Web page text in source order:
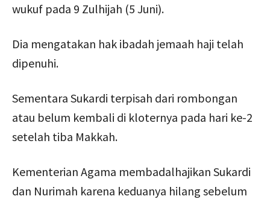
wukuf pada 9 Zulhijah (5 Juni).
Dia mengatakan hak ibadah jemaah haji telah
dipenuhi.
Sementara Sukardi terpisah dari rombongan
atau belum kembali di kloternya pada hari ke-2
setelah tiba Makkah.
Kementerian Agama membadalhajikan Sukardi
dan Nurimah karena keduanya hilang sebelum